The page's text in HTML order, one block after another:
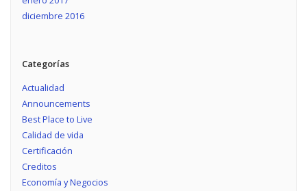
diciembre 2016
Categorías
Actualidad
Announcements
Best Place to Live
Calidad de vida
Certificación
Creditos
Economía y Negocios